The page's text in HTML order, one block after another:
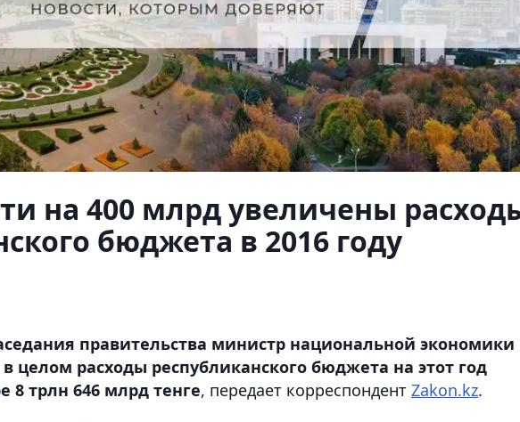
на 400 млрд увеличены
бюджета в 2016 году
правительства министр национальной экономики
целом расходы республиканского бюджета на этот год
8 трлн 646 млрд тенге, передает корреспондент Zakon.kz.